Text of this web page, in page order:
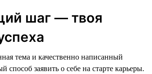
шаг — твоя
тема и качественно написанный
заявить о себе на старте карьеры.